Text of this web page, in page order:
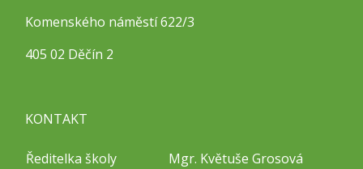
Komenského náměstí 622/3
405 02 Děčín 2
KONTAKT
Ředitelka školy
Mgr. Květuše Grosová